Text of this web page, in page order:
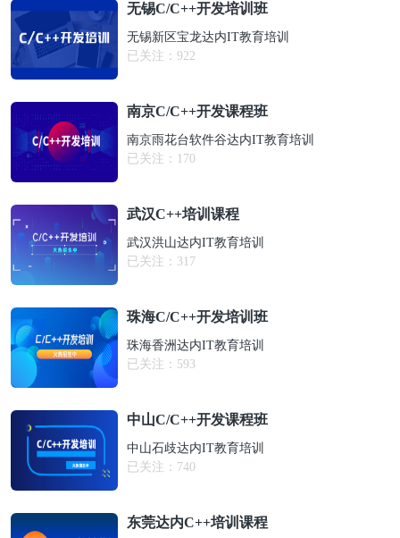
无锡C/C++开发培训班
无锡新区宝龙达内IT教育培训
已关注： 922
南京C/C++开发课程班
南京雨花台软件谷达内IT教育培训
已关注： 170
武汉C++培训课程
武汉洪山达内IT教育培训
已关注： 317
珠海C/C++开发培训班
珠海香洲达内IT教育培训
已关注： 593
中山C/C++开发课程班
中山石歧达内IT教育培训
已关注： 740
东莞达内C++培训课程